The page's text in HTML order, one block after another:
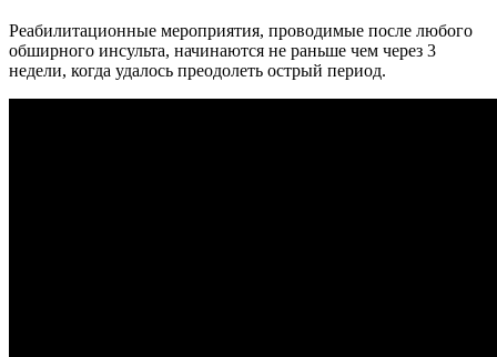
Реабилитационные мероприятия, проводимые после любого
обширного инсульта, начинаются не раньше чем через 3
недели, когда удалось преодолеть острый период.